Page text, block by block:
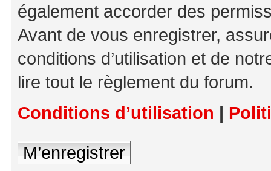
également accorder des
Avant de vous enregistrer,
conditions d’utilisation et de
lire tout le règlement du forum.
Conditions d’utilisation |
M’enregistrer